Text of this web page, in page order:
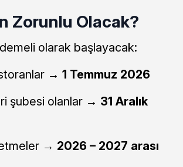
Zorunlu Olacak?
olarak başlayacak:
→ 1 Temmuz 2026
şubesi olanlar → 31 Aralık
→ 2026 – 2027 arası